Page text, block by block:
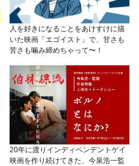
人を好きになることをあけすけに描
いた映画「エゴイスト」で、甘さも
苦さも噛み締めちゃって〜！
20年に渡りインディペンデントゲイ
映画を作り続けてきた、今泉浩一監